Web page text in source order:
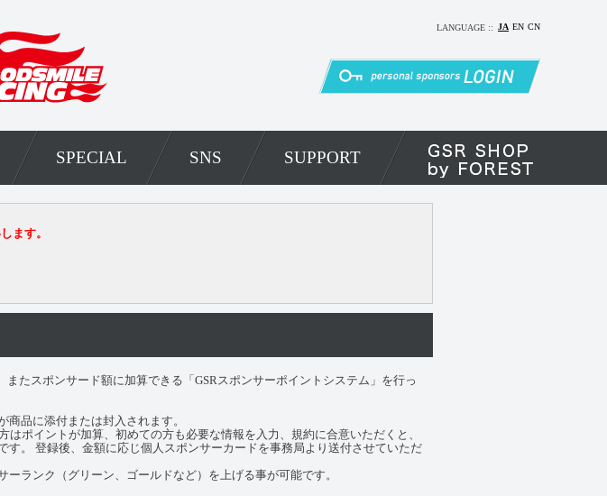
LANGUAGE :: JA EN CN
SPECIAL SNS SUPPORT
ます。
たスポンサード額に加算できる「GSRスポンサーポイントシステム」を行っ
品に添付または封入されます。
ポイントが加算、初めての方も必要な情報を入力、規約に合意いただくと、
。 登録後、金額に応じ個人スポンサーカードを事務局より送付させていただ
ランク（グリーン、ゴールドなど）を上げる事が可能です。